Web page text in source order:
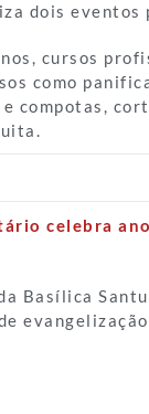
dois eventos
cursos
como
compotas,
celebra
Basílica